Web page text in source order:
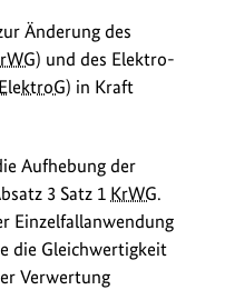
in
neuem
Fenster:
Bundesanzeiger
Änderung des
) und des Elektro-
ElektroG) in Kraft
Aufhebung der
3 Satz 1 KrWG.
Einzelfallanwendung
die Gleichwertigkeit
Verwertung